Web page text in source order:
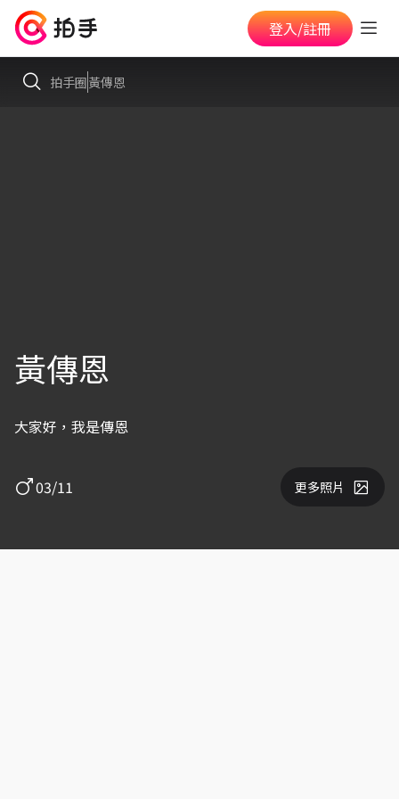
登入/註冊
拍手圈黃傳恩
黃傳恩
大家好，我是傳恩
03/11 更多照片